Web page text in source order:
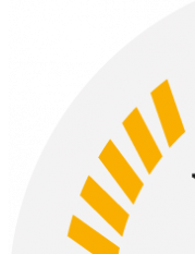
bruschetta met champignons
Romige champignonsoep
Risotto met champignons
Tiroler Gröstl
Pasta met champignons